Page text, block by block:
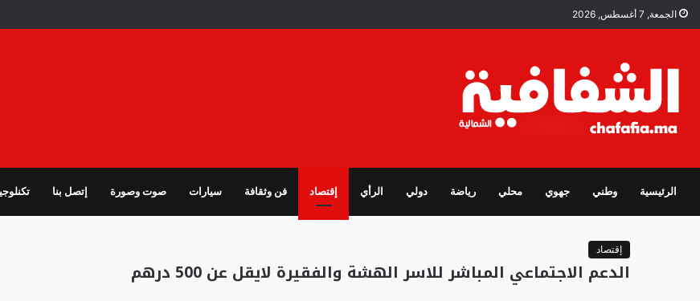
الجمعة, 7 أغسطس, 2026
الرئيسية وطني جهوي محلي رياضة دولي الرأي إقتصاد فن وثقافة سيارات صوت وصورة إتصل بنا
إقتصاد
الدعم الاجتماعي المباشر للاسر الهشة والفقيرة لايقل عن 500 درهم